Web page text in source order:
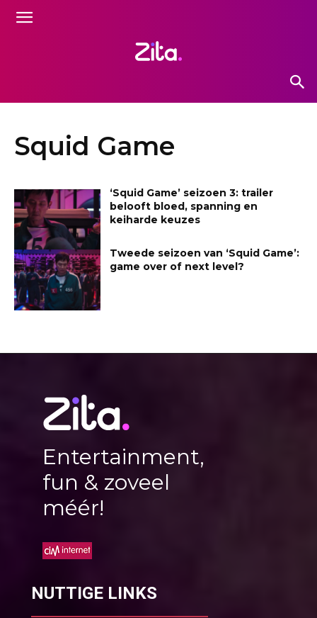
Squid Game
‘Squid Game’ seizoen 3: trailer
belooft bloed, spanning en
keiharde keuzes
Tweede seizoen van ‘Squid Game’:
game over of next level?
Entertainment,
fun & zoveel
méér!
NUTTIGE LINKS